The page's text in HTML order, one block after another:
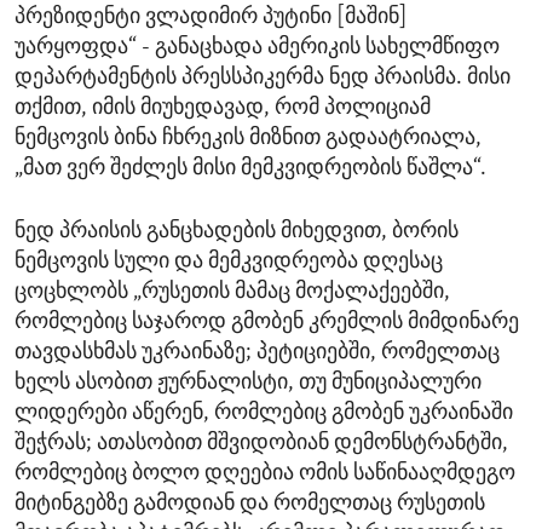
პრეზიდენტი ვლადიმირ პუტინი [მაშინ]
უარყოფდა“ - განაცხადა ამერიკის სახელმწიფო
დეპარტამენტის პრესსპიკერმა ნედ პრაისმა. მისი
თქმით, იმის მიუხედავად, რომ პოლიციამ
ნემცოვის ბინა ჩხრეკის მიზნით გადაატრიალა,
„მათ ვერ შეძლეს მისი მემკვიდრეობის წაშლა“.
ნედ პრაისის განცხადების მიხედვით, ბორის
ნემცოვის სული და მემკვიდრეობა დღესაც
ცოცხლობს „რუსეთის მამაც მოქალაქეებში,
რომლებიც საჯაროდ გმობენ კრემლის მიმდინარე
თავდასხმას უკრაინაზე; პეტიციებში, რომელთაც
ხელს ასობით ჟურნალისტი, თუ მუნიციპალური
ლიდერები აწერენ, რომლებიც გმობენ უკრაინაში
შეჭრას; ათასობით მშვიდობიან დემონსტრანტში,
რომლებიც ბოლო დღეებია ომის საწინააღმდეგო
მიტინგებზე გამოდიან და რომელთაც რუსეთის